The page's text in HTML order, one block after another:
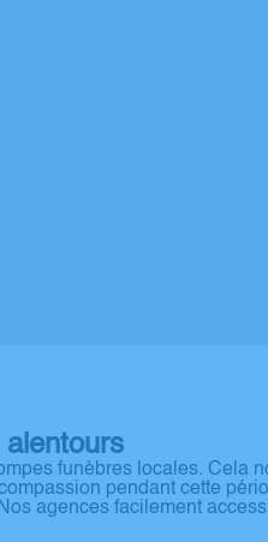
alentours
funèbres locales. Cela
pendant cette
agences facilement